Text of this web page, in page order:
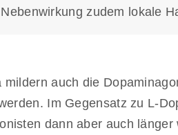
zudem lokale
mildern auch die
Im Gegensatz zu L-
dann aber auch